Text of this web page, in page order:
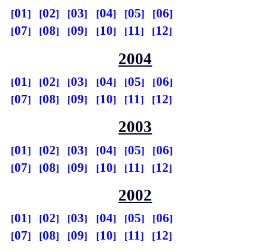
01 02 03 04 05
06
07
08 09 10 11 12
2004
01 02 03 04 05
06
07
08 09 10 11 12
2003
01 02 03 04 05
06
07
08 09 10 11 12
2002
01 02 03 04 05
06
07
08 09 10 11 12